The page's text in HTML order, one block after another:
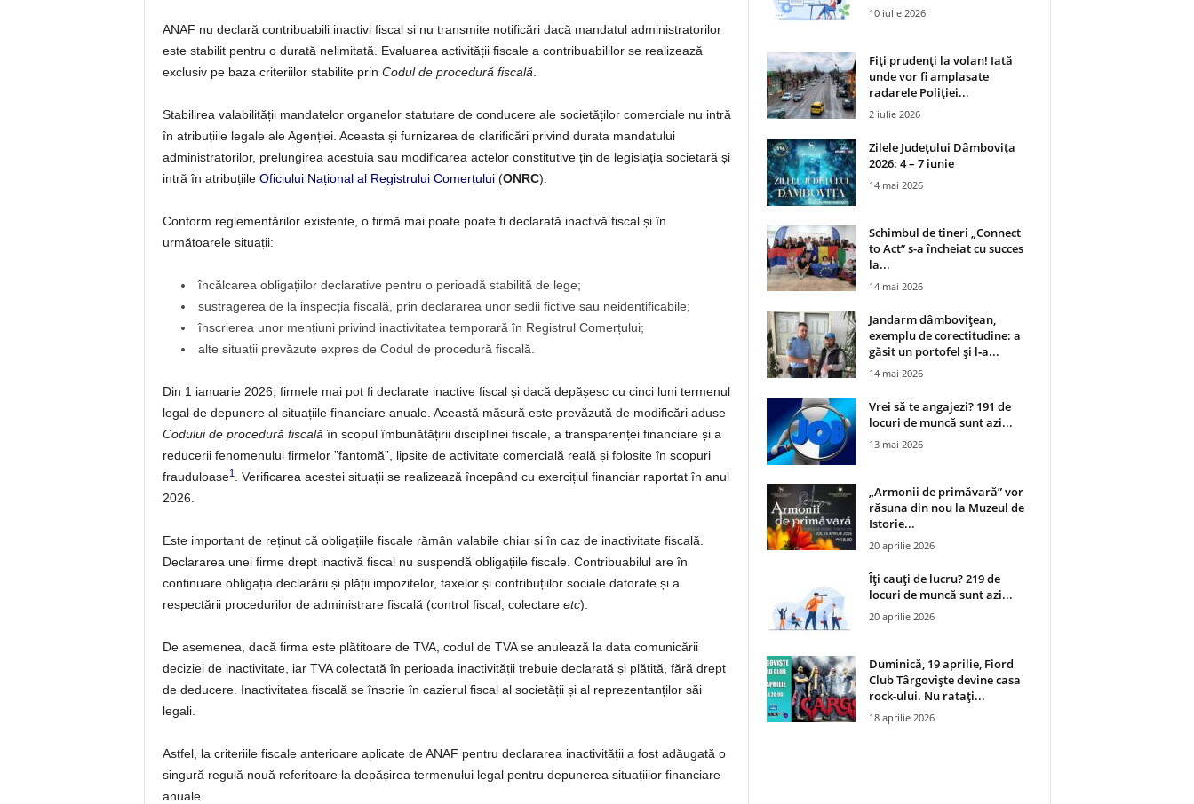
ANAF nu declară contribuabili inactivi fiscal și nu transmite notificări dacă mandatul administratorilor
este stabilit pentru o durată nelimitată. Evaluarea activității fiscale a contribuabililor se realizează
exclusiv pe baza criteriilor stabilite prin Codul de procedură fiscală
Stabilirea valabilității mandatelor organelor statutare de conducere ale societăților comerciale nu intră
în atribuțiile legale ale Agenției. Aceasta și furnizarea de clarificări privind durata mandatului
administratorilor, prelungirea acestuia sau modificarea actelor constitutive țin de legislația societară și
intră în atribuțiile Oficiului Național al Registrului Comerțului(ONRC).
Conform reglementărilor existente, o firmă mai poate poate fi declarată inactivă fiscal și în
următoarele situații:
încălcarea obligațiilor declarative pentru o perioadă stabilită de lege;
sustragerea de la inspecția fiscală, prin declararea unor sedii fictive sau neidentificabile;
înscrierea unor mențiuni privind inactivitatea temporară în Registrul Comerțului;
alte situații prevăzute expres de Codul de procedură fiscală.
Din 1 ianuarie 2026, firmele mai pot fi declarate inactive fiscal și dacă depășesc cu cinci luni termenul
legal de depunere al situațiile financiare anuale. Această măsură este prevăzută de modificări aduse
Codului de procedură fiscală în scopul îmbunătățirii disciplinei fiscale, a transparenței financiare și a
reducerii fenomenului firmelor ”fantomă”, lipsite de activitate comercială reală și folosite în scopuri
frauduloase1. Verificarea acestei situații se realizează începând cu exercițiul financiar raportat în anul
2026.
Este important de reținut că obligațiile fiscale rămân valabile chiar și în caz de inactivitate fiscală.
Declararea unei firme drept inactivă fiscal nu suspendă obligațiile fiscale. Contribuabilul are în
continuare obligația declarării și plății impozitelor, taxelor și contribuțiilor sociale datorate și a
respectării procedurilor de administrare fiscală (control fiscal, colectare etc).
De asemenea, dacă firma este plătitoare de TVA, codul de TVA se anulează la data comunicării
deciziei de inactivitate, iar TVA colectată în perioada inactivității trebuie declarată și plătită, fără drept
de deducere. Inactivitatea fiscală se înscrie în cazierul fiscal al societății și al reprezentanților săi
legali.
Astfel, la criteriile fiscale anterioare aplicate de ANAF pentru declararea inactivității a fost adăugată o
singură regulă nouă referitoare la depășirea termenului legal pentru depunerea situațiilor financiare
anuale.
10 iulie 2026
Fiți prudenți la volan! Iată
unde vor fi amplasate
radarele Poliției...
2 iulie 2026
Zilele Județului Dâmbovița
2026: 4 – 7 iunie
14 mai 2026
Schimbul de tineri „Connect
to Act” s-a încheiat cu succes
la...
14 mai 2026
Jandarm dâmbovițean,
exemplu de corectitudine: a
găsit un portofel și l‑a...
14 mai 2026
Vrei să te angajezi? 191 de
locuri de muncă sunt azi...
13 mai 2026
„Armonii de primăvară” vor
răsuna din nou la Muzeul de
Istorie...
20 aprilie 2026
Îți cauți de lucru? 219 de
locuri de muncă sunt azi...
20 aprilie 2026
Duminică, 19 aprilie, Fiord
Club Târgoviște devine casa
rock-ului. Nu ratați...
18 aprilie 2026